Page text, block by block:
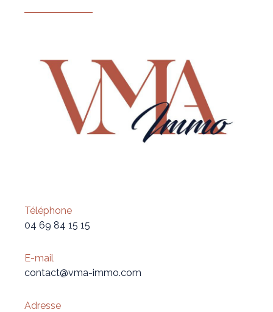
Téléphone
04 69 84 15 15
E-mail
contact@vma-immo.com
Adresse